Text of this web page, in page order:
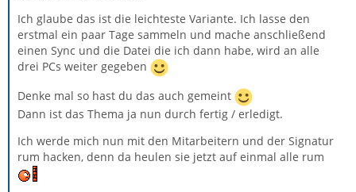
Ich glaube das ist die leichteste Variante. Ich lasse den
erstmal ein paar Tage sammeln und mache anschließend
einen Sync und die Datei die ich dann habe, wird an alle
drei PCs weiter gegeben
Denke mal so hast du das auch gemeint
Dann ist das Thema ja nun durch fertig / erledigt.
Ich werde mich nun mit den Mitarbeitern und der Signatur
rum hacken, denn da heulen sie jetzt auf einmal alle rum